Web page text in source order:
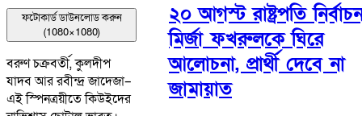
ফটোকার্ড ডাউনলোড করুন
(1080×1080)
বরুণ চক্রবর্তী, কুলদীপ
যাদব আর রবীন্দ্র জাদেজা–
এই স্পিনত্রয়ীতে কিউইদের
২০ আগস্ট রাষ্ট্রপতি
মির্জা ফখরুলকে ঘিরে
আলোচনা, প্রার্থী দেবে না
জামায়াত